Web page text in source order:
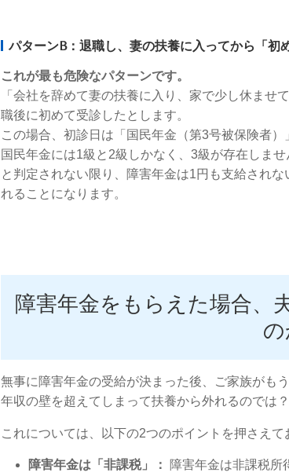
パターンB：退職し、妻の扶養に入ってから「初
これが最も危険なパターンです。
「会社を辞めて妻の扶養に入り、家で少し休ませ
職後に初めて受診したとします。
この場合、初診日は「国民年金（第3号被保険者）
国民年金には1級と2級しかなく、3級が存在しま
と判定されない限り、障害年金は1円も支給され
れることになります。
障害年金をもらえた場合、
の
無事に障害年金の受給が決まった後、ご家族がも
年収の壁を超えてしまって扶養から外れるのでは
これについては、以下の2つのポイントを押さえて
障害年金は「非課税」：
障害年金は非課税所